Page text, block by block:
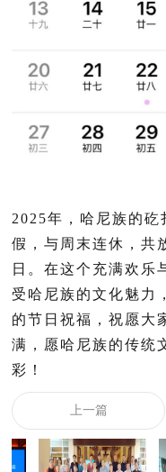
2025年，哈尼族的矻
假，与周末连休，共
日。在这个充满欢乐
受哈尼族的文化魅力
的节日祝福，祝愿大
满，愿哈尼族的传统
彩！
上一篇